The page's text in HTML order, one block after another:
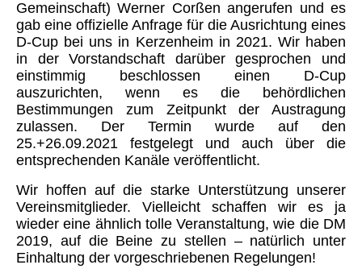
Gemeinschaft) Werner Corßen angerufen und es
gab eine offizielle Anfrage für die Ausrichtung eines
D-Cup bei uns in Kerzenheim in 2021. Wir haben
in der Vorstandschaft darüber gesprochen und
einstimmig beschlossen einen D-Cup
auszurichten, wenn es die behördlichen
Bestimmungen zum Zeitpunkt der Austragung
zulassen. Der Termin wurde auf den
25.+26.09.2021 festgelegt und auch über die
entsprechenden Kanäle veröffentlicht.
Wir hoffen auf die starke Unterstützung unserer
Vereinsmitglieder. Vielleicht schaffen wir es ja
wieder eine ähnlich tolle Veranstaltung, wie die DM
2019, auf die Beine zu stellen – natürlich unter
Einhaltung der vorgeschriebenen Regelungen!